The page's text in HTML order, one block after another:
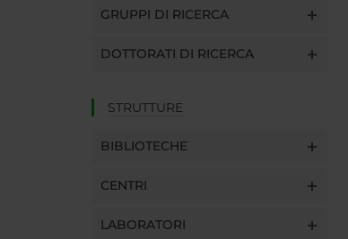
GRUPPI DI RICERCA
DOTTORATI DI RICERCA
STRUTTURE
BIBLIOTECHE
CENTRI
LABORATORI